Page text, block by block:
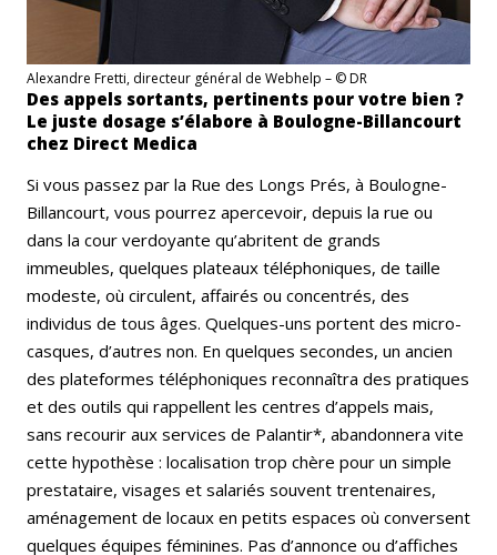
Alexandre Fretti, directeur général de Webhelp – © DR
Des appels sortants, pertinents pour votre bien ?
Le juste dosage s’élabore à Boulogne-Billancourt
chez Direct Medica
Si vous passez par la Rue des Longs Prés, à Boulogne-
Billancourt, vous pourrez apercevoir, depuis la rue ou
dans la cour verdoyante qu’abritent de grands
immeubles, quelques plateaux téléphoniques, de taille
modeste, où circulent, affairés ou concentrés, des
individus de tous âges. Quelques-uns portent des micro-
casques, d’autres non. En quelques secondes, un ancien
des plateformes téléphoniques reconnaîtra des pratiques
et des outils qui rappellent les centres d’appels mais,
sans recourir aux services de Palantir*, abandonnera vite
cette hypothèse : localisation trop chère pour un simple
prestataire, visages et salariés souvent trentenaires,
aménagement de locaux en petits espaces où conversent
quelques équipes féminines. Pas d’annonce ou d’affiches